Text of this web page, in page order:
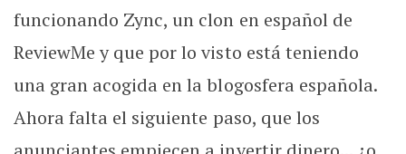
funcionando Zync, un clon en español de
ReviewMe y que por lo visto está teniendo
una gran acogida en la blogosfera española.
Ahora falta el siguiente paso, que los